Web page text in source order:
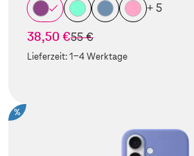
+ 5
38,50 €statt
55 €
Lieferzeit:1-4 Werktage
%